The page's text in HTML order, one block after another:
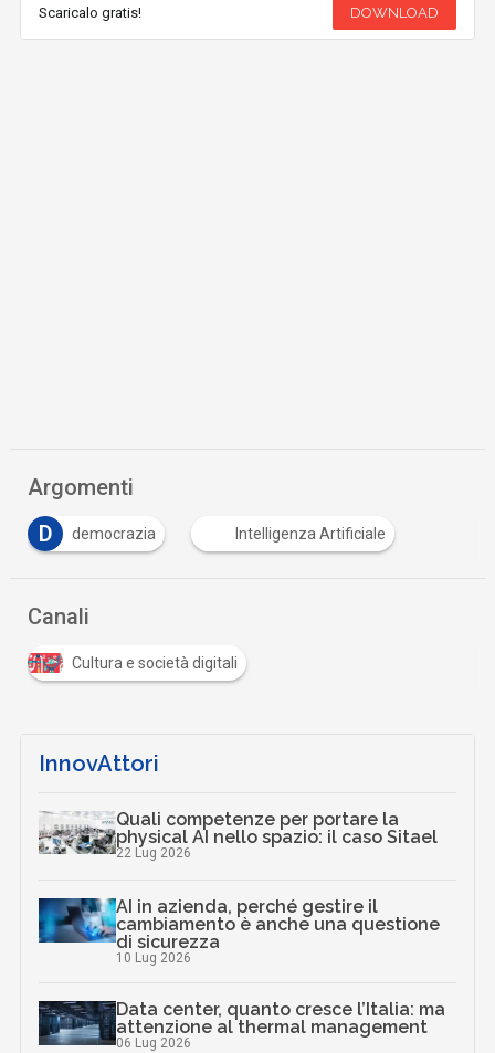
Scaricalo gratis! DOWNLOAD
Argomenti
D
democrazia Intelligenza Artificiale
Canali
Cultura e società digitali
InnovAttori
Quali competenze per portare la
physical AI nello spazio: il caso Sitael
22 Lug 2026
AI in azienda, perché gestire il
cambiamento è anche una questione
di sicurezza
10 Lug 2026
Data center, quanto cresce l’Italia: ma
attenzione al thermal management
06 Lug 2026